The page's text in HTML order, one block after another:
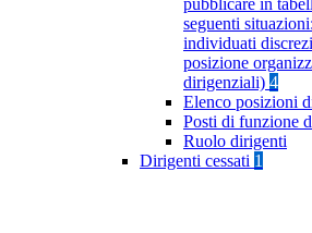
pubblicare in
seguenti
individuati
posizione
dirigenziali) 4
Elenco posizioni
Posti di funzione
Ruolo dirigenti
Dirigenti cessati 1